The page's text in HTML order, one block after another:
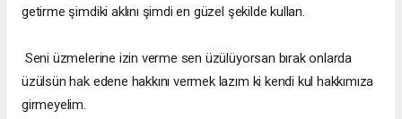
getirme şimdiki aklını şimdi en güzel şekilde kullan.
Seni üzmelerine izin verme sen üzülüyorsan bırak onlarda
üzülsün hak edene hakkını vermek lazım ki kendi kul hakkımıza
girmeyelim.